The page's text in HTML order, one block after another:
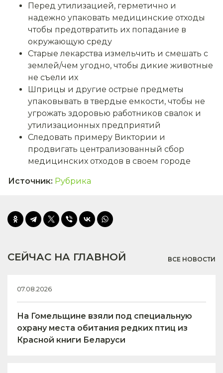
Перед утилизацией, герметично и
надежно упаковать медицинские отходы
чтобы предотвратить их попадание в
окружающую среду
Старые лекарства измельчить и смешать с
землей/чем угодно, чтобы дикие животные
не съели их
Шприцы и другие острые предметы
упаковывать в твердые емкости, чтобы не
угрожать здоровью работников свалок и
утилизационных предприятий
Следовать примеру Виктории и
продвигать централизованный сбор
медицинских отходов в своем городе
Источник: Рубрика
СЕЙЧАС НА ГЛАВНОЙ ВСЕ НОВОСТИ
07.08.2026
На Гомельщине взяли под специальную
охрану места обитания редких птиц из
Красной книги Беларуси